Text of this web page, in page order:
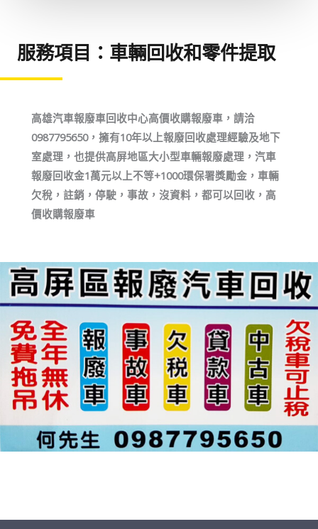
服務項目：車輛回收和零件提取
高雄汽車報廢車回收中心高價收購報廢車，請洽
0987795650，擁有10年以上報廢回收處理經驗及地下
室處理，也提供高屏地區大小型車輛報廢處理，汽車
報廢回收金1萬元以上不等+1000環保署獎勵金，車輛
欠稅，註銷，停駛，事故，沒資料，都可以回收，高
價收購報廢車